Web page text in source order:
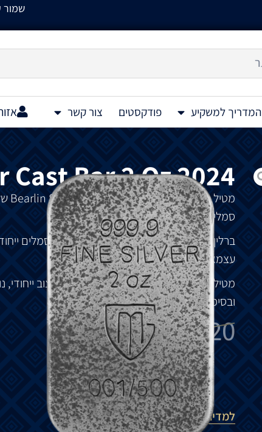
שמור
המדריך למשקיע פודקסטים צור קשר
Bar 2 Oz 2024
מטילכסףיצוקBearlin Silver Cast Bar 2 Oz 2024
סמליתשלהאומההגרמנית.
ברליןהיאמקוםמשופעבהיסטוריה,תרבותוסמלים
עצמאותוחוסן.
מטיל כסףיצוקמביתGermania Mint, בעיצוב ייחודי,
ובסימןהמנטה.
1,320
₪
1,120
₪
הוספה לסל
למדיניות המשלוחים